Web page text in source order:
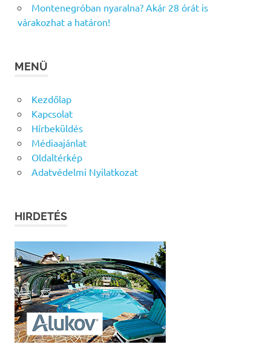
Montenegróban nyaralna? Akár 28 órát is
várakozhat a határon!
MENÜ
Kezdőlap
Kapcsolat
Hírbeküldés
Médiaajánlat
Oldaltérkép
Adatvédelmi Nyilatkozat
HIRDETÉS